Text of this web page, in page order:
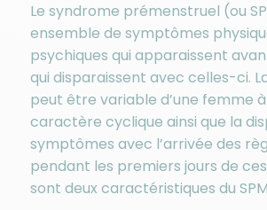
Le syndrome prémenstruel (ou
ensemble de symptômes
psychiques qui apparaissent
qui disparaissent avec celles-ci.
peut être variable d’une femme
caractère cyclique ainsi que la
symptômes avec l’arrivée des
pendant les premiers jours de
sont deux caractéristiques du